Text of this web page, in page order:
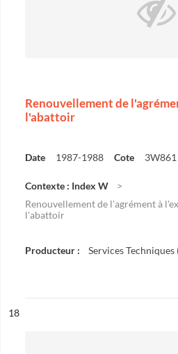
Renouvellement de
l'abattoir
Date 1987-1988 Cote 3W861
Contexte : Index W
Renouvellement de l'agrément à
l'abattoir
Producteur : Services
n°
18